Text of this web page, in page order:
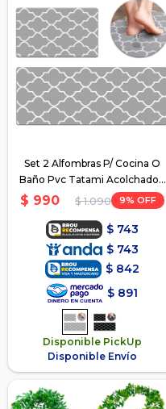
Set 2 Alfombras P/ Cocina O
Baño Pvc Tatami Acolchado -
Gris
$ 990 $ 1.090 9
$ 743
$ 743
$ 842
$ 891
Disponible PickUp
Disponible Envío